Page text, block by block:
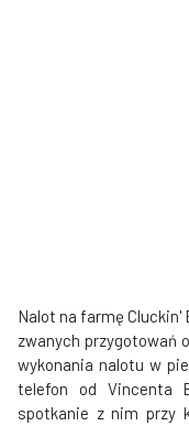
Nalot na farmę
zwanych przygotowań
wykonania nalotu w
telefon od Vincenta
spotkanie z nim przy